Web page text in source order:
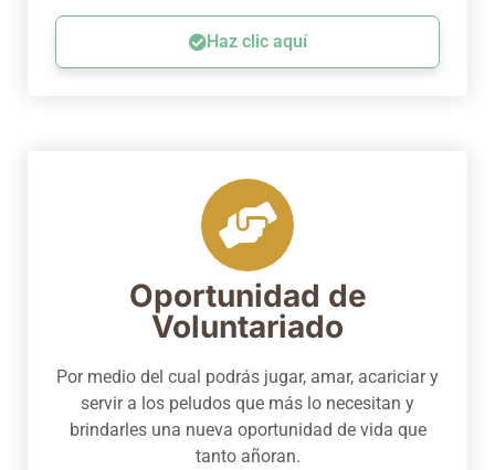
Haz clic aquí
Oportunidad de
Voluntariado
Por medio del cual podrás jugar, amar, acariciar y
servir a los peludos que más lo necesitan y
brindarles una nueva oportunidad de vida que
tanto añoran.